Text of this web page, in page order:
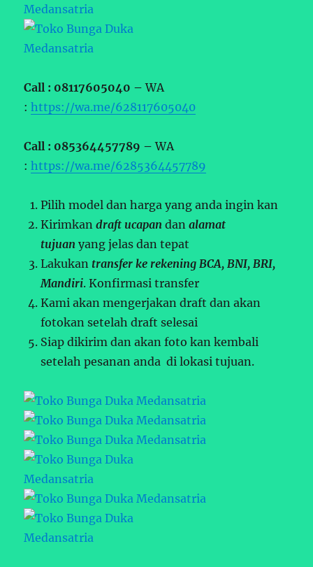
Call : 08117605040 –WA
:https://wa.me/628117605040
Call : 085364457789 –WA
:https://wa.me/6285364457789
Pilih model dan harga yang anda ingin kan
Kirimkandraft ucapan danalamat
tujuan yang jelas dan tepat
Lakukan transfer ke rekening BCA, BNI, BRI,
Mandiri. Konfirmasi transfer
Kami akan mengerjakan draft dan akan
fotokan setelah draft selesai
Siap dikirim dan akan foto kan kembali
setelah pesanan anda di lokasi tujuan.